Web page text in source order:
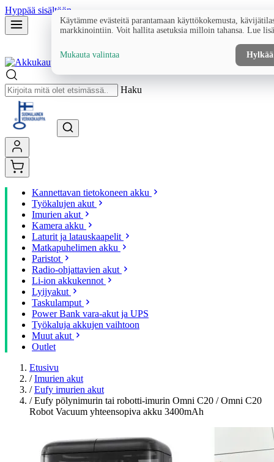
Hyppää sisältöön
Haku
Kannettavan tietokoneen akku
Työkalujen akut
Imurien akut
Kamera akku
Laturit ja latauskaapelit
Matkapuhelimen akku
Paristot
Radio-ohjattavien akut
Li-ion akkukennot
Lyijyakut
Taskulamput
Power Bank vara-akut ja UPS
Työkaluja akkujen vaihtoon
Muut akut
Outlet
Etusivu
/ Imurien akut
/ Eufy imurien akut
/ Eufy pölynimurin tai robotti-imurin Omni C20 / Omni C20
Robot Vacuum yhteensopiva akku 3400mAh
Käytämme evästeitä parantamaan käyttökokemusta,
markkinointiin. Voit hallita asetuksia milloin tahansa. Lue
Mukauta valintaa Hylkää